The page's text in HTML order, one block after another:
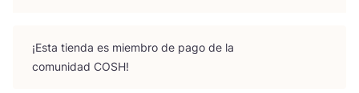
¡Esta tien­da es miem­bro de pago de la
comu­ni­dad COSH!